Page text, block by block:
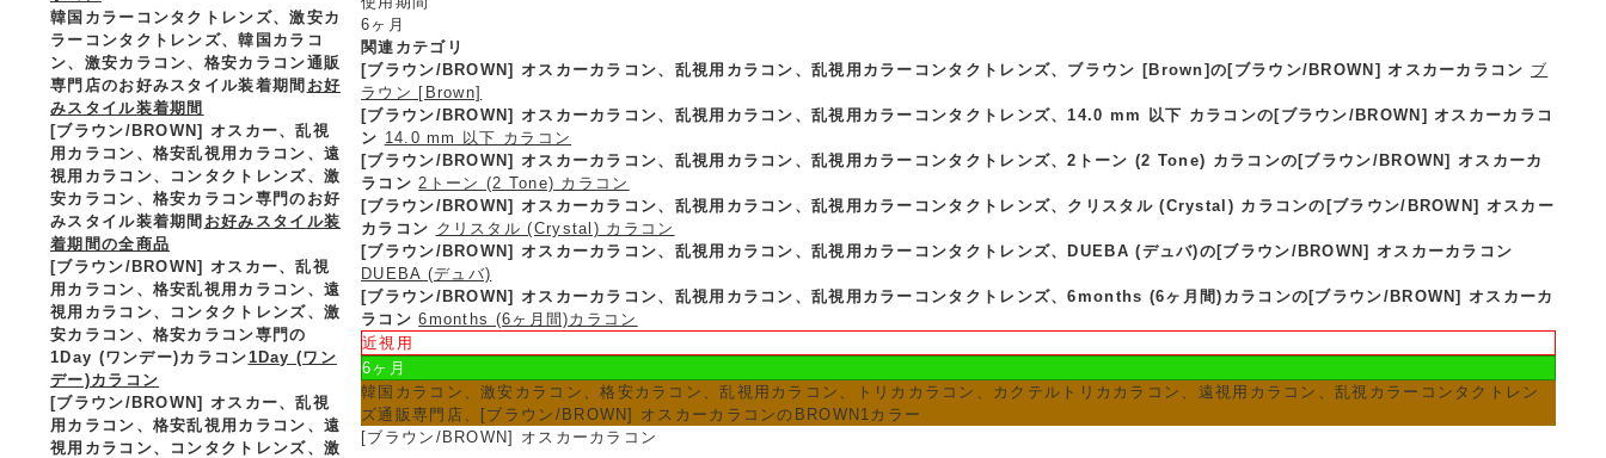
韓国カラーコンタクトレンズ、激安カ
ラーコンタクトレンズ、韓国カラコ
ン、激安カラコン、格安カラコン通販
専門店のお好みスタイル装着期間 お好
みスタイル装着期間
[ブラウン/BROWN] オスカー、乱視
用カラコン、格安乱視用カラコン、遠
視用カラコン、コンタクトレンズ、激
安カラコン、格安カラコン専門のお好
みスタイル装着期間 お好みスタイル装
着期間の全商品
[ブラウン/BROWN] オスカー、乱視
用カラコン、格安乱視用カラコン、遠
視用カラコン、コンタクトレンズ、激
安カラコン、格安カラコン専門の
1Day (ワンデー)カラコン1Day (ワン
デー)カラコン
[ブラウン/BROWN] オスカー、乱視
用カラコン、格安乱視用カラコン、遠
視用カラコン、コンタクトレンズ、激
6ヶ月
関連カテゴリ
[ブラウン/BROWN] オスカーカラコン、乱視用カラコン、乱視用カラーコンタクトレンズ、ブラウン [Brown]の[ブラウン/BROWN] オスカーカラコン ブ
ラウン [Brown]
[ブラウン/BROWN] オスカーカラコン、乱視用カラコン、乱視用カラーコンタクトレンズ、14.0 mm 以下 カラコンの[ブラウン/BROWN] オスカーカラコ
ン 14.0 mm 以下 カラコン
[ブラウン/BROWN] オスカーカラコン、乱視用カラコン、乱視用カラーコンタクトレンズ、2トーン (2 Tone) カラコンの[ブラウン/BROWN] オスカーカ
ラコン 2トーン (2 Tone) カラコン
[ブラウン/BROWN] オスカーカラコン、乱視用カラコン、乱視用カラーコンタクトレンズ、クリスタル (Crystal) カラコンの[ブラウン/BROWN] オスカー
カラコン クリスタル (Crystal) カラコン
[ブラウン/BROWN] オスカーカラコン、乱視用カラコン、乱視用カラーコンタクトレンズ、DUEBA (デュバ)の[ブラウン/BROWN] オスカーカラコン
DUEBA (デュバ)
[ブラウン/BROWN] オスカーカラコン、乱視用カラコン、乱視用カラーコンタクトレンズ、6months (6ヶ月間)カラコンの[ブラウン/BROWN] オスカーカ
ラコン 6months (6ヶ月間)カラコン
近視用
6ヶ月
韓国カラコン、激安カラコン、格安カラコン、乱視用カラコン、トリカカラコン、カクテルトリカカラコン、遠視用カラコン、乱視カラーコンタクトレン
ズ通販専門店、[ブラウン/BROWN] オスカーカラコンのBROWN1カラー
[ブラウン/BROWN] オスカーカラコン